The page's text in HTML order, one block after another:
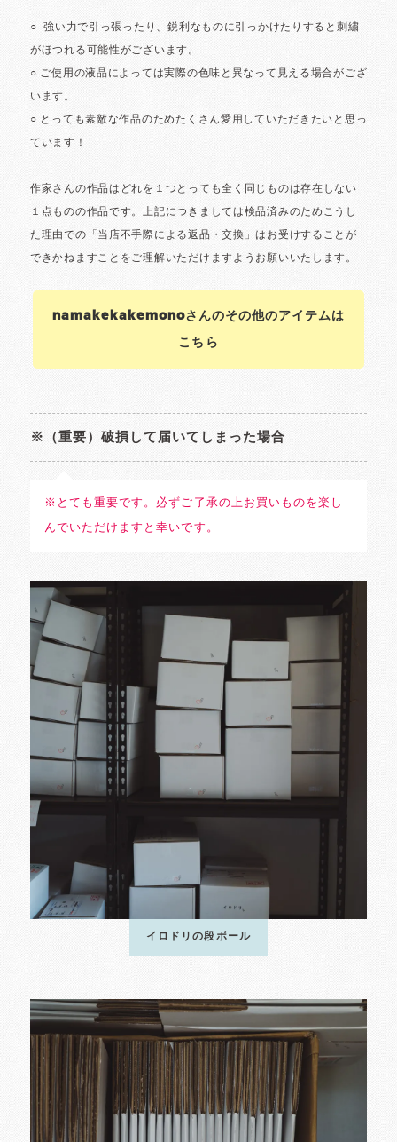
namakekakemonoさんのその他のアイテムは
こちら
※（重要）破損して届いてしまった場合
※とても重要です。必ずご了承の上お買いものを楽し
んでいただけますと幸いです。
イロドリの段ボール